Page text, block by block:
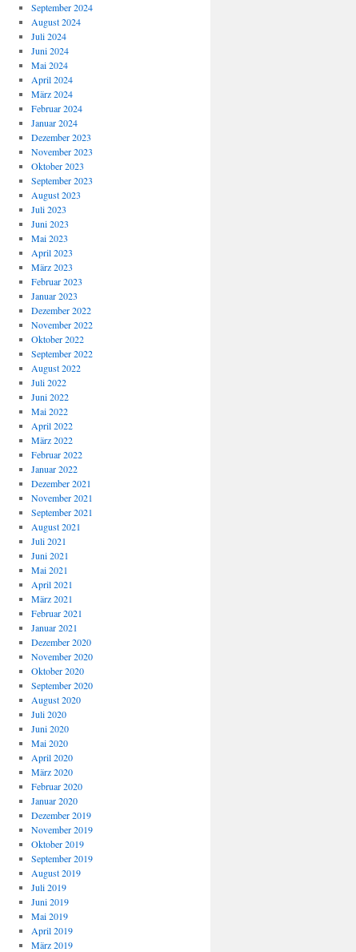
September 2024
August 2024
Juli 2024
Juni 2024
Mai 2024
April 2024
März 2024
Februar 2024
Januar 2024
Dezember 2023
November 2023
Oktober 2023
September 2023
August 2023
Juli 2023
Juni 2023
Mai 2023
April 2023
März 2023
Februar 2023
Januar 2023
Dezember 2022
November 2022
Oktober 2022
September 2022
August 2022
Juli 2022
Juni 2022
Mai 2022
April 2022
März 2022
Februar 2022
Januar 2022
Dezember 2021
November 2021
September 2021
August 2021
Juli 2021
Juni 2021
Mai 2021
April 2021
März 2021
Februar 2021
Januar 2021
Dezember 2020
November 2020
Oktober 2020
September 2020
August 2020
Juli 2020
Juni 2020
Mai 2020
April 2020
März 2020
Februar 2020
Januar 2020
Dezember 2019
November 2019
Oktober 2019
September 2019
August 2019
Juli 2019
Juni 2019
Mai 2019
April 2019
März 2019